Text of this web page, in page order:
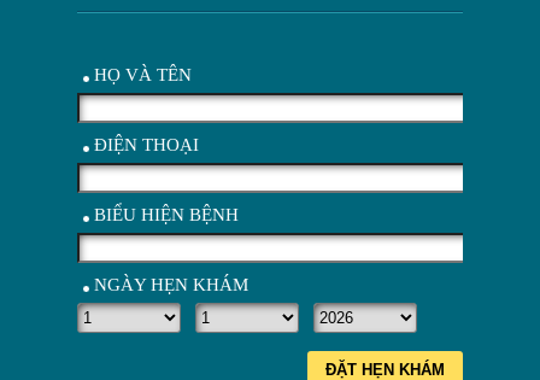
HỌ VÀ TÊN
ĐIỆN THOẠI
BIỂU HIỆN BỆNH
NGÀY HẸN KHÁM
ĐẶT HẸN KHÁM